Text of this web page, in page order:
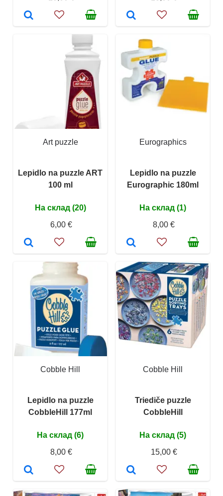
Art puzzle
Lepidlo na puzzle ART
100 ml
На склад (20)
6,00 €
Eurographics
Lepidlo na puzzle
Eurographic 180ml
На склад (1)
8,00 €
Cobble Hill
Lepidlo na puzzle
CobbleHill 177ml
На склад (6)
8,00 €
Cobble Hill
Triediče puzzle
CobbleHill
На склад (5)
15,00 €